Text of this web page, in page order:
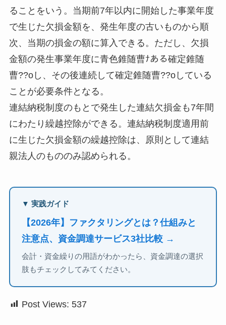
ることをいう。当期前7年以内に開始した事業年度
で生じた欠損金額を、発生年度の古いものから順
次、当期の損金の額に算入できる。ただし、欠損
金額の発生事業年度に青色錐随曹ﾅある確定錐随
曹??oし、その後連続して確定錐随曹??oしている
ことが必要条件となる。
連結納税制度のもとで発生した連結欠損金も7年間
にわたり繰越控除ができる。連結納税制度適用前
に生じた欠損金額の繰越控除は、原則として連結
親法人のもののみ認められる。
▼ 実践ガイド
【2026年】ファクタリングとは？仕組みと
注意点、資金調達サービス3社比較 →
会計・資金繰りの用語がわかったら、資金調達の選択
肢もチェックしてみてください。
Post Views: 537